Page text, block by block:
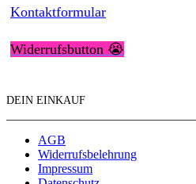
Kontaktformular
Widerrufsbutton 😭
DEIN EINKAUF
AGB
Widerrufsbelehrung
Impressum